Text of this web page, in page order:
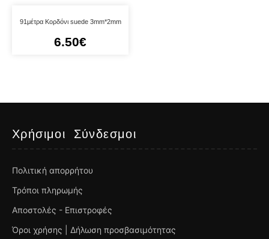
91μέτρα Κορδόνι suede 3mm*2mm
6.50€
Χρήσιμοι Σύνδεσμοι
Πολιτική απορρήτου
Τρόποι πληρωμής
Αποστολές - Επιστροφές
Όροι χρήσης | Δήλωση προσβασιμότητας